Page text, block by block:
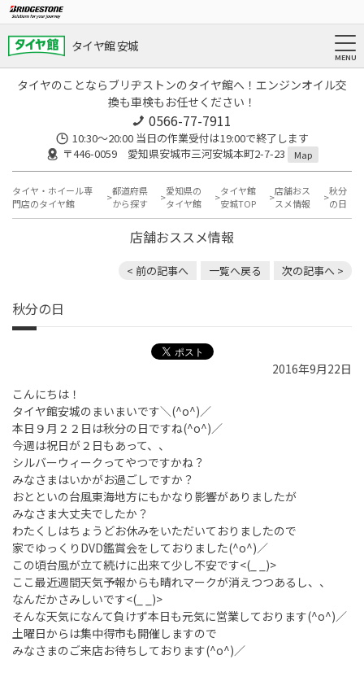
タイヤ館 安城
タイヤのことならブリヂストンのタイヤ館へ！エンジンオイル交
換も車検もお任せください！
0566-77-7911
10:30〜20:00 当日の作業受付は19:00で終了します
〒446-0059 愛知県安城市三河安城本町2-7-23
Map
タイヤ・ホイール専
門店のタイヤ館
都道府県
から探す
愛知県の
タイヤ館
タイヤ館
安城TOP
店舗おス
スメ情報
秋分
の日
店舗おススメ情報
< 前の記事へ 一覧へ戻る 次の記事へ >
秋分の日
2016年9月22日
こんにちは！
タイヤ館安城のまいまいです＼(^o^)／
本日９月２２日は秋分の日ですね(^o^)／
今週は祝日が２日もあって、、
シルバーウィークってやつですかね？
みなさまはいかがお過ごしですか？
おとといの台風東海地方にもかなり影響がありましたが
みなさま大丈夫でしたか？
わたくしはちょうどお休みをいただいておりましたので
家でゆっくりDVD鑑賞会をしておりました(^o^)／
この頃台風が立て続けに出来て少し不安です<(_ _)>
ここ最近週間天気予報からも晴れマークが消えつつあるし、、
なんだかさみしいです<(_ _)>
そんな天気になんて負けず本日も元気に営業しております(^o^)／
土曜日からは集中得市も開催しますので
みなさまのご来店お待ちしております(^o^)／